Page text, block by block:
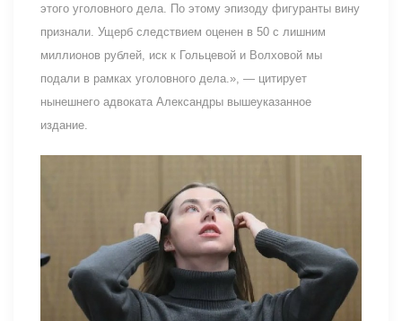
этого уголовного дела. По этому эпизоду фигуранты вину
признали. Ущерб следствием оценен в 50 с лишним
миллионов рублей, иск к Гольцевой и Волховой мы
подали в рамках уголовного дела.», — цитирует
нынешнего адвоката Александры вышеуказанное
издание.